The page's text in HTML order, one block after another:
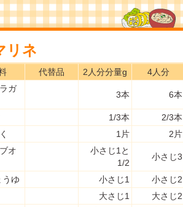
リネ
代替品 2人分分量g
4人分
ガ
3本 6本
1/3本
2/3本
1片
2片
オ
小さじ1と
1/2
小さじ3
うゆ 小さじ1
小さじ2
大さじ1
大さじ2